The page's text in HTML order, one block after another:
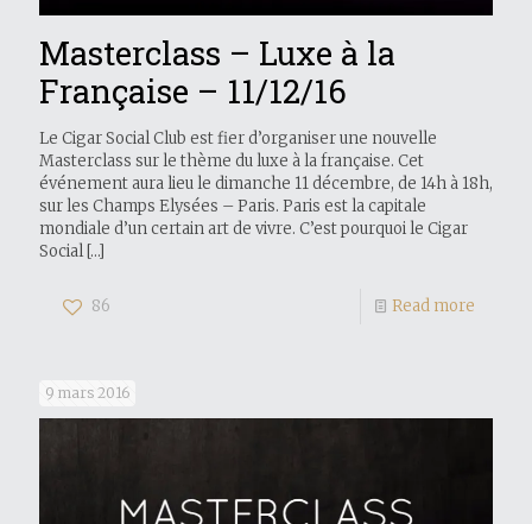
Masterclass – Luxe à la
Française – 11/12/16
Le Cigar Social Club est fier d’organiser une nouvelle
Masterclass sur le thème du luxe à la française. Cet
événement aura lieu le dimanche 11 décembre, de 14h à 18h,
sur les Champs Elysées – Paris. Paris est la capitale
mondiale d’un certain art de vivre. C’est pourquoi le Cigar
Social[…]
86 Read more
9 mars 2016